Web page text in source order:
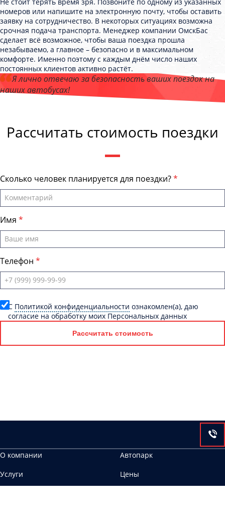
номеров или напишите на электронную почту, чтобы оставить
заявку на сотрудничество. В некоторых ситуациях возможна
срочная подача транспорта. Менеджер компании ОмскБас
сделает всё возможное, чтобы ваша поездка прошла
незабываемо, а главное – безопасно и в максимальном
комфорте. Именно поэтому с каждым днём число наших
постоянных клиентов активно растёт.
Я лично отвечаю за безопасность ваших поездок на
наших автобусах!
Рассчитать стоимость поездки
Сколько человек планируется для поездки?
Имя
Телефон
C Политикой конфиденциальности ознакомлен(а), даю
согласие на обработку моих Персональных данных
Рассчитать стоимость
О компании
Автопарк
Услуги
Цены